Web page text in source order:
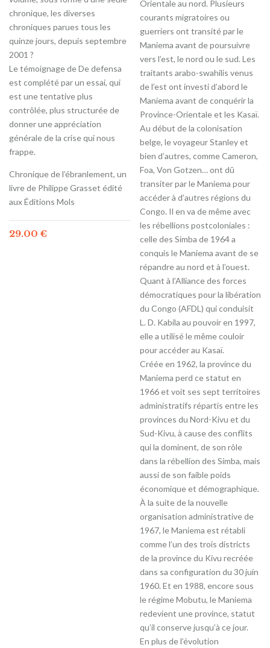
chronique, les diverses
chroniques parues tous les
quinze jours, depuis septembre
2001 ?
Le témoignage de De defensa
est complété par un essai, qui
est une tentative plus
contrôlée, plus structurée de
donner une appréciation
générale de la crise qui nous
frappe.
Chronique de l’ébranlement, un
livre de Philippe Grasset édité
aux Éditions Mols
29.00 €
Orientale au nord. Plusieurs
courants migratoires ou
guerriers ont transité par le
Maniema avant de poursuivre
vers l’est, le nord ou le sud. Les
traitants arabo-swahilis venus
de l’est ont investi d’abord le
Maniema avant de conquérir la
Province-Orientale et les Kasaï.
Au début de la colonisation
belge, le voyageur Stanley et
bien d’autres, comme Cameron,
Foa, Von Gotzen… ont dû
transiter par le Maniema pour
accéder à d’autres régions du
Congo. Il en va de même avec
les rébellions postcoloniales :
celle des Simba de 1964 a
conquis le Maniema avant de se
répandre au nord et à l’ouest.
Quant à l’Alliance des forces
démocratiques pour la libération
du Congo (AFDL) qui conduisit
L. D. Kabila au pouvoir en 1997,
elle a utilisé le même couloir
pour accéder au Kasaï.
Créée en 1962, la province du
Maniema perd ce statut en
1966 et voit ses sept territoires
administratifs répartis entre les
provinces du Nord-Kivu et du
Sud-Kivu, à cause des conflits
qui la dominent, de son rôle
dans la rébellion des Simba, mais
aussi de son faible poids
économique et démographique.
À la suite de la nouvelle
organisation administrative de
1967, le Maniema est rétabli
comme l’un des trois districts
de la province du Kivu recréée
dans sa configuration du 30 juin
1960. Et en 1988, encore sous
le régime Mobutu, le Maniema
redevient une province, statut
qu’il conserve jusqu’à ce jour.
En plus de l’évolution